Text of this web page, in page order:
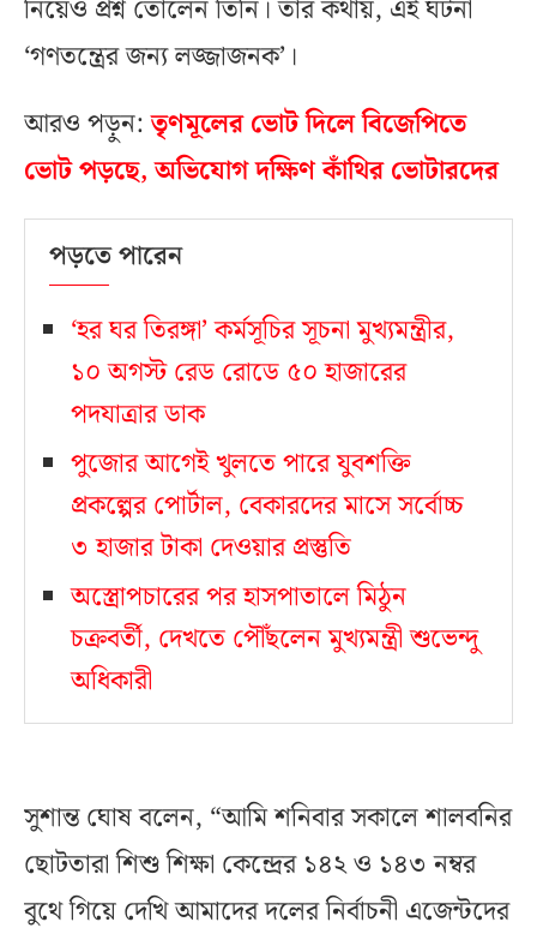
নিয়েও প্রশ্ন তোলেন তিনি। তাঁর কথায়, এই ঘটনা
‘গণতন্ত্রের জন্য লজ্জাজনক’।
আরও পড়ুন:তৃণমূলের ভোট দিলে বিজেপিতে
ভোট পড়ছে, অভিযোগ দক্ষিণ কাঁথির ভোটারদের
পড়তে পারেন
‘হর ঘর তিরঙ্গা’ কর্মসূচির সূচনা মুখ্যমন্ত্রীর,
১০ অগস্ট রেড রোডে ৫০ হাজারের
পদযাত্রার ডাক
পুজোর আগেই খুলতে পারে যুবশক্তি
প্রকল্পের পোর্টাল, বেকারদের মাসে সর্বোচ্চ
৩ হাজার টাকা দেওয়ার প্রস্তুতি
অস্ত্রোপচারের পর হাসপাতালে মিঠুন
চক্রবর্তী, দেখতে পৌঁছলেন মুখ্যমন্ত্রী শুভেন্দু
অধিকারী
সুশান্ত ঘোষ বলেন, “আমি শনিবার সকালে শালবনির
ছোটতারা শিশু শিক্ষা কেন্দ্রের ১৪২ ও ১৪৩ নম্বর
বুথে গিয়ে দেখি আমাদের দলের নির্বাচনী এজেন্টদের